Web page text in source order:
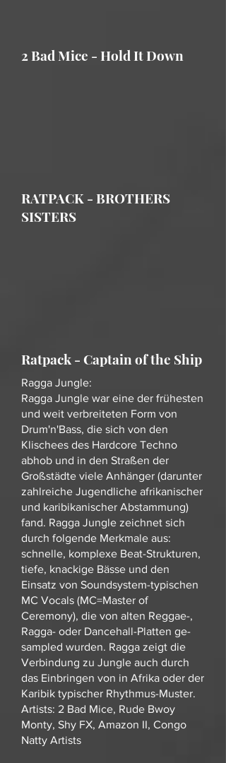
2 Bad Mice - Hold It Down
RATPACK - BROTHERS
SISTERS
Ratpack - Captain of the Ship
Ragga Jungle:
Ragga Jungle war eine der frühesten
und weit verbreiteten Form von
Drum'n'Bass, die sich von den
Klischees des Hardcore Techno
abhob und in den Straßen der
Großstädte viele Anhänger (darunter
zahlreiche Jugendliche afrikanischer
und karibikanischer Abstammung)
fand. Ragga Jungle zeichnet sich
durch folgende Merkmale aus:
schnelle, komplexe Beat-Strukturen,
tiefe, knackige Bässe und den
Einsatz von Soundsystem-typischen
MC Vocals (MC=Master of
Ceremony), die von alten Reggae-,
Ragga- oder Dancehall-Platten ge-
sampled wurden. Ragga zeigt die
Verbindung zu Jungle auch durch
das Einbringen von in Afrika oder der
Karibik typischer Rhythmus-Muster.
Artists: 2 Bad Mice, Rude Bwoy
Monty, Shy FX, Amazon II, Congo
Natty Artists